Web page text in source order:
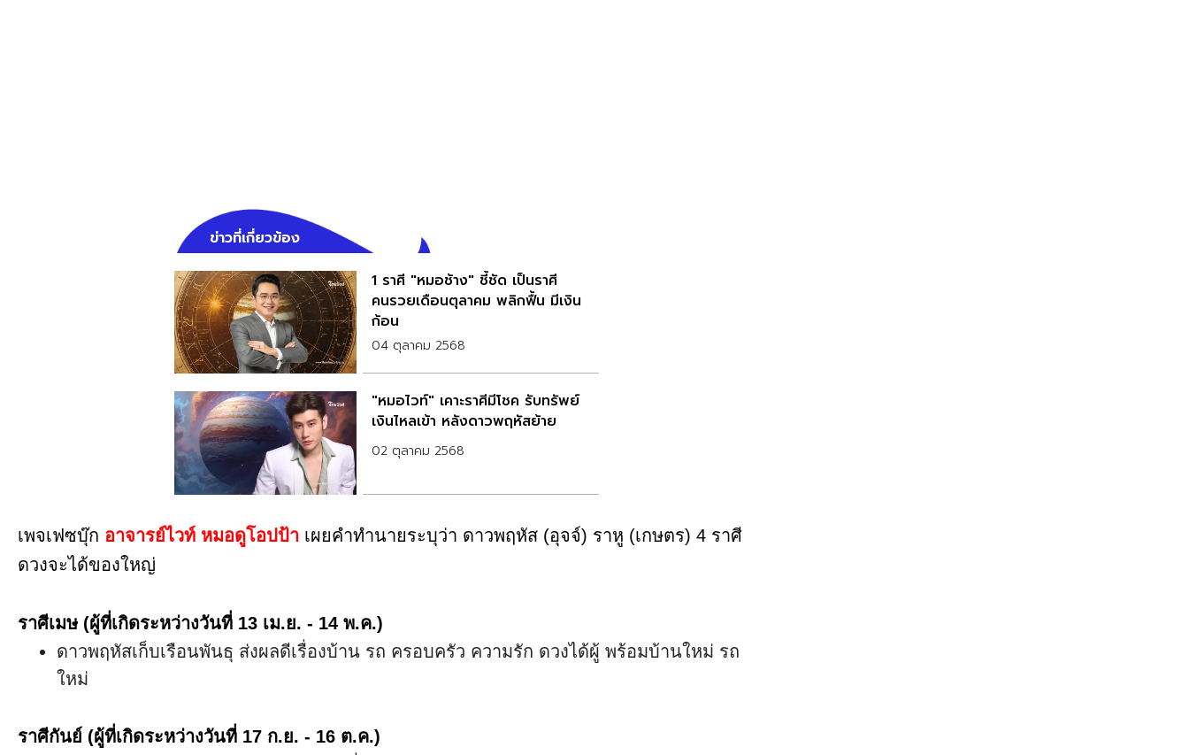
ข่าวที่เกี่ยวข้อง
1 ราศี "หมอช้าง" ชี้ชัด เป็นราศี
คนรวยเดือนตุลาคม พลิกฟื้น มีเงิน
ก้อน
04 ตุลาคม 2568
"หมอไวท์" เคาะราศีมีโชค รับทรัพย์
เงินไหลเข้า หลังดาวพฤหัสย้าย
02 ตุลาคม 2568
เพจเฟซบุ๊ก อาจารย์ไวท์ หมอดูโอปป้า เผยคำทำนายระบุว่า ดาวพฤหัส (อุจจ์) ราหู (เกษตร) 4 ราศี
ดวงจะได้ของใหญ่
ราศีเมษ (ผู้ที่เกิดระหว่างวันที่ 13 เม.ย. - 14 พ.ค.)
ดาวพฤหัสเก็บเรือนพันธุ ส่งผลดีเรื่องบ้าน รถ ครอบครัว ความรัก ดวงได้ผู้ พร้อมบ้านใหม่ รถ
ใหม่
ราศีกันย์ (ผู้ที่เกิดระหว่างวันที่ 17 ก.ย. - 16 ต.ค.)